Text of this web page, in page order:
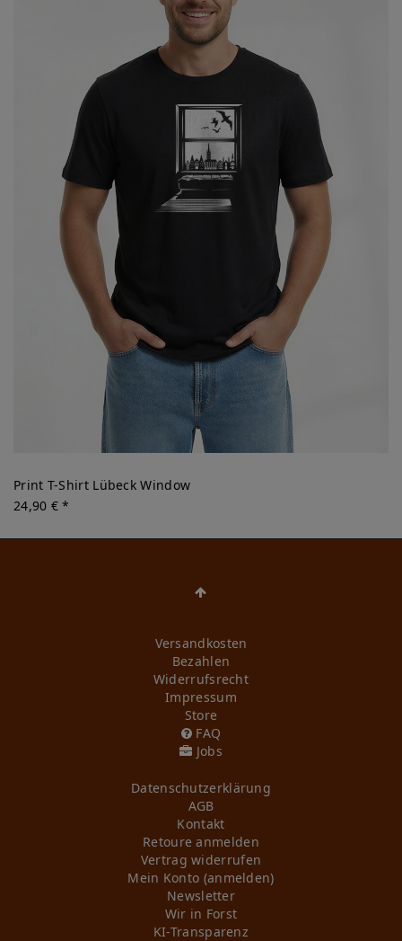
Print T-Shirt Lübeck Window
24,90 € *
Versandkosten
Bezahlen
Widerrufs­recht
Impressum
Store
FAQ
Jobs
Daten­schutz­erklärung
AGB
Kontakt
Retoure anmelden
Vertrag widerrufen
Mein Konto (anmelden)
Newsletter
Wir in Forst
KI-Transparenz